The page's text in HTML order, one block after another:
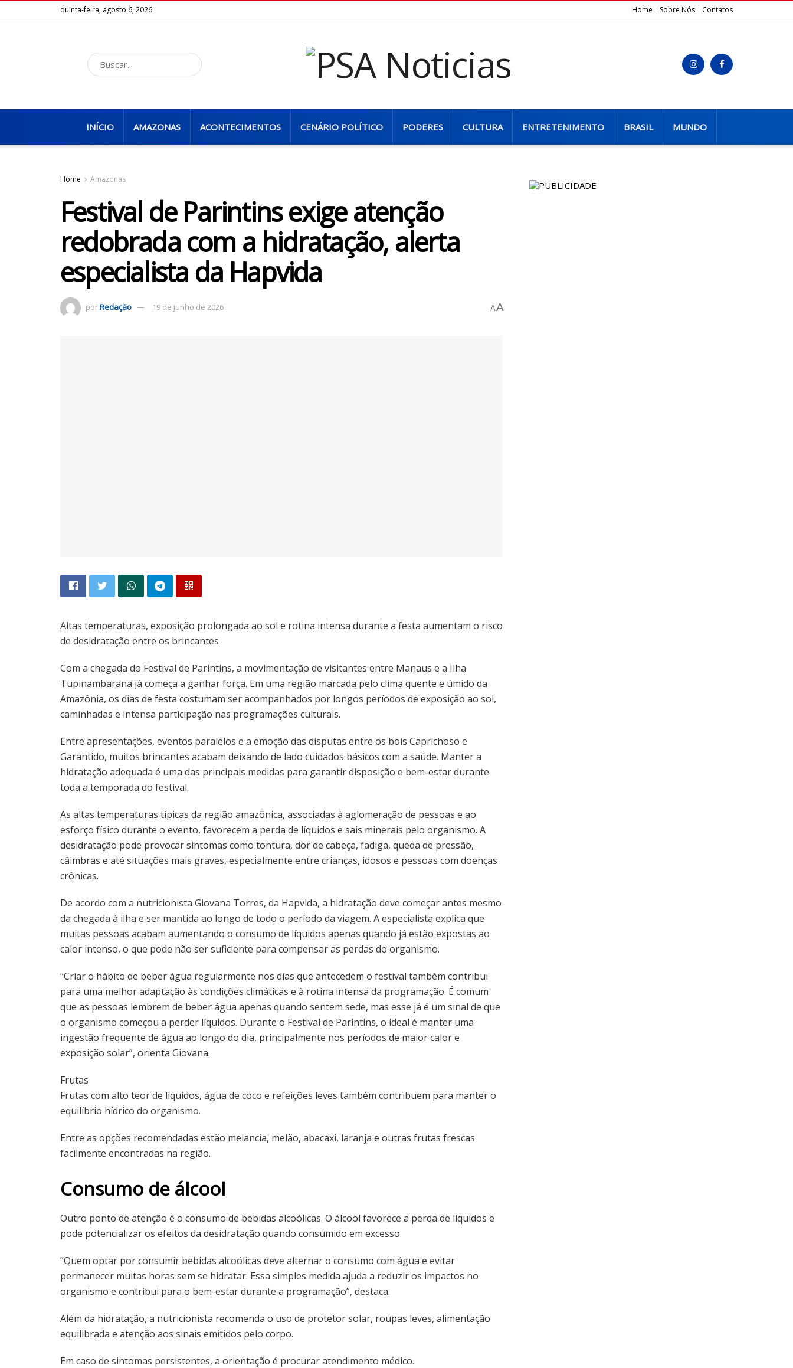
quinta-feira, agosto 6, 2026 Home Sobre Nós Contatos
INÍCIO AMAZONAS ACONTECIMENTOS CENÁRIO POLÍTICO PODERES CULTURA ENTRETENIMENTO BRASIL MUNDO
Home Amazonas
Festival de Parintins exige atenção
redobrada com a hidratação, alerta
especialista da Hapvida
porRedação 19 de junho de 2026 AA
Altas temperaturas, exposição prolongada ao sol e rotina intensa durante a festa aumentam o risco
de desidratação entre os brincantes
Com a chegada do Festival de Parintins, a movimentação de visitantes entre Manaus e a Ilha
Tupinambarana já começa a ganhar força. Em uma região marcada pelo clima quente e úmido da
Amazônia, os dias de festa costumam ser acompanhados por longos períodos de exposição ao sol,
caminhadas e intensa participação nas programações culturais.
Entre apresentações, eventos paralelos e a emoção das disputas entre os bois Caprichoso e
Garantido, muitos brincantes acabam deixando de lado cuidados básicos com a saúde. Manter a
hidratação adequada é uma das principais medidas para garantir disposição e bem-estar durante
toda a temporada do festival.
As altas temperaturas típicas da região amazônica, associadas à aglomeração de pessoas e ao
esforço físico durante o evento, favorecem a perda de líquidos e sais minerais pelo organismo. A
desidratação pode provocar sintomas como tontura, dor de cabeça, fadiga, queda de pressão,
câimbras e até situações mais graves, especialmente entre crianças, idosos e pessoas com doenças
crônicas.
De acordo com a nutricionista Giovana Torres, da Hapvida, a hidratação deve começar antes mesmo
da chegada à ilha e ser mantida ao longo de todo o período da viagem. A especialista explica que
muitas pessoas acabam aumentando o consumo de líquidos apenas quando já estão expostas ao
calor intenso, o que pode não ser suficiente para compensar as perdas do organismo.
“Criar o hábito de beber água regularmente nos dias que antecedem o festival também contribui
para uma melhor adaptação às condições climáticas e à rotina intensa da programação. É comum
que as pessoas lembrem de beber água apenas quando sentem sede, mas esse já é um sinal de que
o organismo começou a perder líquidos. Durante o Festival de Parintins, o ideal é manter uma
ingestão frequente de água ao longo do dia, principalmente nos períodos de maior calor e
exposição solar”, orienta Giovana.
Frutas
Frutas com alto teor de líquidos, água de coco e refeições leves também contribuem para manter o
equilíbrio hídrico do organismo.
Entre as opções recomendadas estão melancia, melão, abacaxi, laranja e outras frutas frescas
facilmente encontradas na região.
Consumo de álcool
Outro ponto de atenção é o consumo de bebidas alcoólicas. O álcool favorece a perda de líquidos e
pode potencializar os efeitos da desidratação quando consumido em excesso.
“Quem optar por consumir bebidas alcoólicas deve alternar o consumo com água e evitar
permanecer muitas horas sem se hidratar. Essa simples medida ajuda a reduzir os impactos no
organismo e contribui para o bem-estar durante a programação”, destaca.
Além da hidratação, a nutricionista recomenda o uso de protetor solar, roupas leves, alimentação
equilibrada e atenção aos sinais emitidos pelo corpo.
Em caso de sintomas persistentes, a orientação é procurar atendimento médico.